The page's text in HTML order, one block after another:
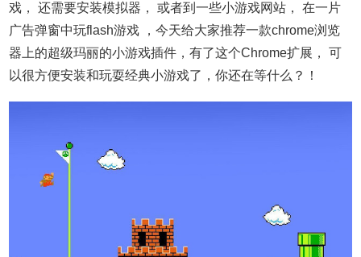
戏， 还需要安装模拟器， 或者到一些小游戏网站， 在一片
广告弹窗中玩flash游戏 ，今天给大家推荐一款chrome浏览
器上的超级玛丽的小游戏插件，有了这个Chrome扩展， 可
以很方便安装和玩耍经典小游戏了，你还在等什么？！